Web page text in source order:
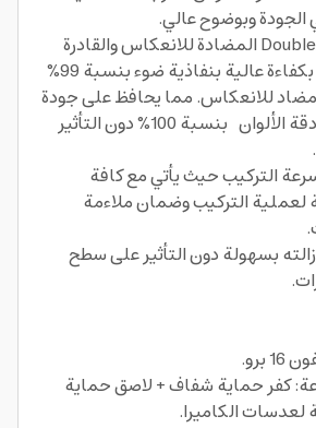
الجودة وبوضوح عالي.
يتميز بتقنية DoubleAR المضادة للانعكاس والقادرة
على تمرير الضوء بكفاءة عالية بنفاذية ضوء بنسبة 99%
مضاد للانعكاس. مما يحافظ على جودة
الصور والفيديو ودقة الألوان بنسبة 100% دون التأثير
التركيب حيث يأتي مع كافة
لعملية التركيب وضمان ملاءمة
بسهولة دون التأثير على سطح
برو.
كفر حماية شفاف + لاصق حماية
الكاميرا.